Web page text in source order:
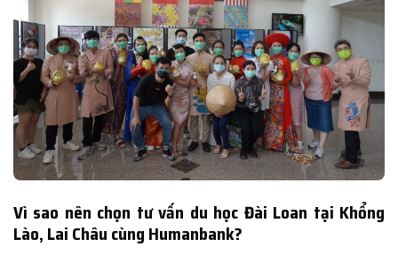
Vì sao nên chọn tư vấn du học Đài Loan tại Khổng
Lào, Lai Châu cùng Humanbank?